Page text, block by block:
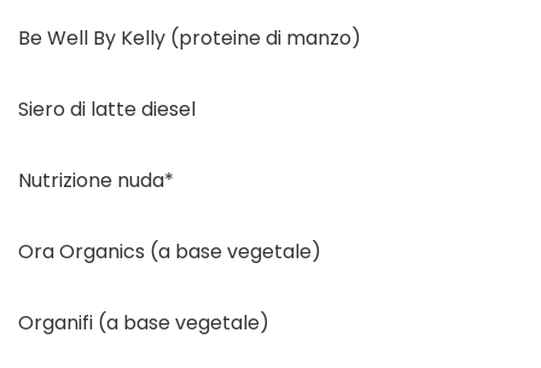
Be Well By Kelly (proteine ​​di manzo)
Siero di latte diesel
Nutrizione nuda*
Ora Organics (a base vegetale)
Organifi (a base vegetale)